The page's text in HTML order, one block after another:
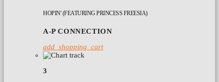
HOPIN' (FEATURING PRINCESS FREESIA)
A-P CONNECTION
add_shopping_cart
3